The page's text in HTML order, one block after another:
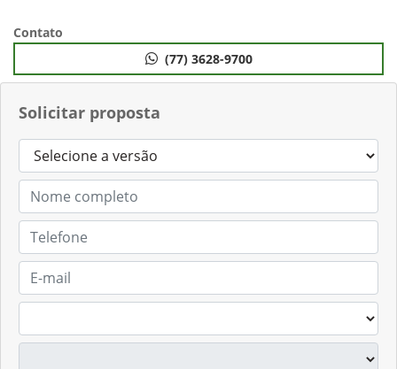
Solicitar proposta
Contato
(77) 3628-9700